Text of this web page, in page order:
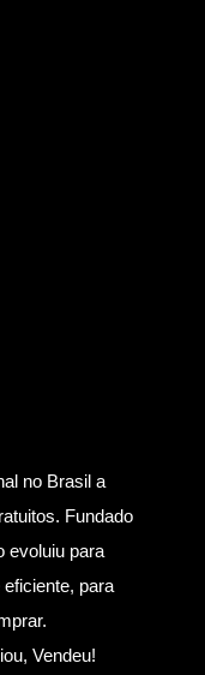
no Brasil a
Fundado
evoluiu para
para
Vendeu!